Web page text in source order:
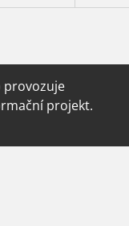
provozuje
projekt.